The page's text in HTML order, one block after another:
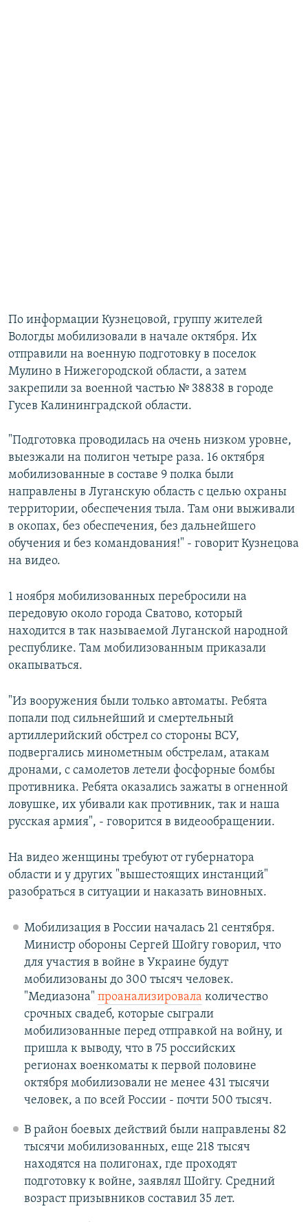
По информации Кузнецовой, группу жителей
Вологды мобилизовали в начале октября. Их
отправили на военную подготовку в поселок
Мулино в Нижегородской области, а затем
закрепили за военной частью № 38838 в городе
Гусев Калининградской области.
"Подготовка проводилась на очень низком уровне,
выезжали на полигон четыре раза. 16 октября
мобилизованные в составе 9 полка были
направлены в Луганскую область с целью охраны
территории, обеспечения тыла. Там они выживали
в окопах, без обеспечения, без дальнейшего
обучения и без командования!" - говорит Кузнецова
на видео.
1 ноября мобилизованных перебросили на
передовую около города Сватово, который
находится в так называемой Луганской народной
республике. Там мобилизованным приказали
окапываться.
"Из вооружения были только автоматы. Ребята
попали под сильнейший и смертельный
артиллерийский обстрел со стороны ВСУ,
подвергались минометным обстрелам, атакам
дронами, с самолетов летели фосфорные бомбы
противника. Ребята оказались зажаты в огненной
ловушке, их убивали как противник, так и наша
русская армия", - говорится в видеообращении.
На видео женщины требуют от губернатора
области и у других "вышестоящих инстанций"
разобраться в ситуации и наказать виновных.
Мобилизация в России началась 21 сентября.
Министр обороны Сергей Шойгу говорил, что
для участия в войне в Украине будут
мобилизованы до 300 тысяч человек.
"Медиазона" проанализировала количество
срочных свадеб, которые сыграли
мобилизованные перед отправкой на войну, и
пришла к выводу, что в 75 российских
регионах военкоматы к первой половине
октября мобилизовали не менее 431 тысячи
человек, а по всей России - почти 500 тысяч.
В район боевых действий были направлены 82
тысячи мобилизованных, еще 218 тысяч
находятся на полигонах, где проходят
подготовку к войне, заявлял Шойгу. Средний
возраст призывников составил 35 лет.